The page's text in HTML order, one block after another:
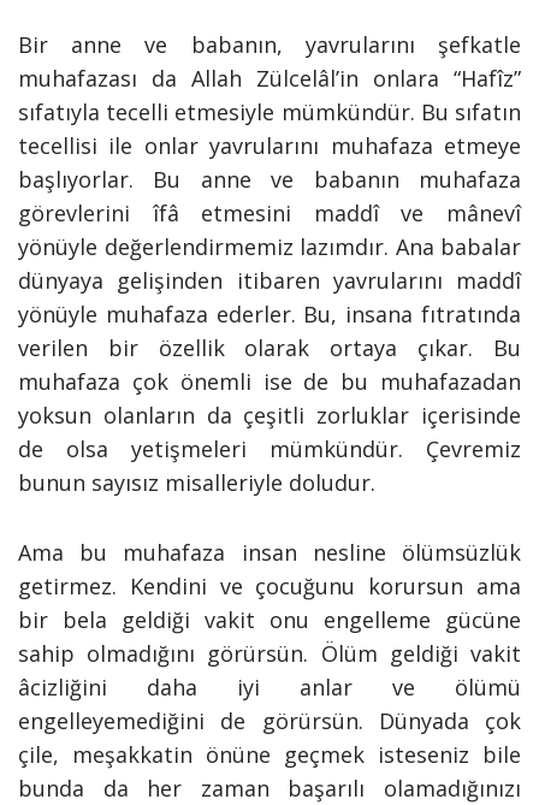
Bir anne ve babanın, yavrularını şefkatle
muhafazası da Allah Zülcelâl’in onlara “Hafîz”
sıfatıyla tecelli etmesiyle mümkündür. Bu sıfatın
tecellisi ile onlar yavrularını muhafaza etmeye
başlıyorlar. Bu anne ve babanın muhafaza
görevlerini îfâ etmesini maddî ve mânevî
yönüyle değerlendirmemiz lazımdır. Ana babalar
dünyaya gelişinden itibaren yavrularını maddî
yönüyle muhafaza ederler. Bu, insana fıtratında
verilen bir özellik olarak ortaya çıkar. Bu
muhafaza çok önemli ise de bu muhafazadan
yoksun olanların da çeşitli zorluklar içerisinde
de olsa yetişmeleri mümkündür. Çevremiz
bunun sayısız misalleriyle doludur.
Ama bu muhafaza insan nesline ölümsüzlük
getirmez. Kendini ve çocuğunu korursun ama
bir bela geldiği vakit onu engelleme gücüne
sahip olmadığını görürsün. Ölüm geldiği vakit
âcizliğini daha iyi anlar ve ölümü
engelleyemediğini de görürsün. Dünyada çok
çile, meşakkatin önüne geçmek isteseniz bile
bunda da her zaman başarılı olamadığınızı